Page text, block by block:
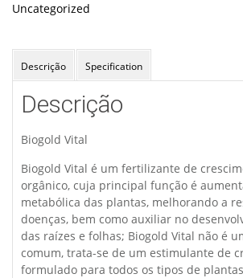
quantidade
Uncategorized
Descrição Specification
Descrição
Biogold Vital
Biogold Vital é um fertilizante de
orgânico, cuja principal função é
metabólica das plantas, melhorando a
doenças, bem como auxiliar no
das raízes e folhas; Biogold Vital não é
comum, trata-se de um estimulante de
formulado para todos os tipos de